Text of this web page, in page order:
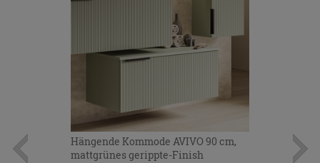
Hängende Kommode AVIVO 90 cm,
mattgrünes gerippte-Finish